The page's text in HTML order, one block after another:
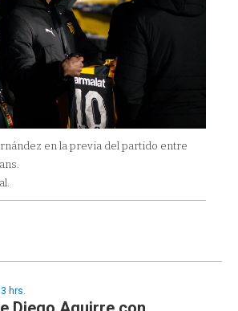
en la previa del partido entre
hrs.